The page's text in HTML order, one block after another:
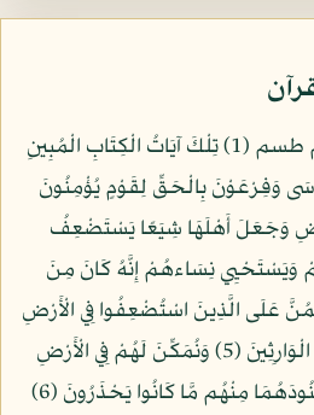
بِسْمِ اللّهِ الرَّحْمنِ الرَّحِيمِ طسم (1) تِلْكَ آيَاتُ الْكِتَابِ الْمُبِينِ
وَفِرْعَوْنَ بِالْحَقِّ لِقَوْمٍ يُؤْمِنُونَ
وَجَعَلَ أَهْلَهَا شِيَعًا يَسْتَضْعِفُ
وَيَسْتَحْيِي نِسَاءهُمْ إِنَّهُ كَانَ مِنَ
أَن نَّمُنَّ عَلَى الَّذِينَ اسْتُضْعِفُوا فِي الْأَرْضِ
وَنَجْعَلَهُمْ أَئِمَّةً وَنَجْعَلَهُمُ الْوَارِثِينَ (5) وَنُمَكِّنَ لَهُمْ فِي الْأَرْضِ
وَنُرِي فِرْعَوْنَ وَهَامَانَ وَجُنُودَهُمَا مِنْهُم مَّا كَانُوا يَحْذَرُونَ (6)